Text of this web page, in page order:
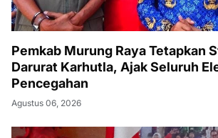
Pemkab Murung Raya Tetapkan
Darurat Karhutla, Ajak Seluruh
Pencegahan
Agustus 06, 2026